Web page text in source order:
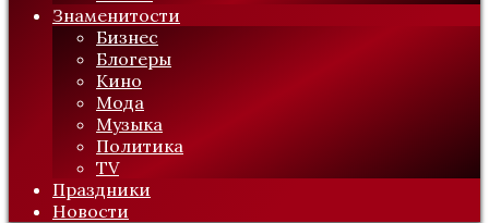
Знаменитости
Бизнес
Блогеры
Кино
Мода
Музыка
Политика
TV
Праздники
Новости